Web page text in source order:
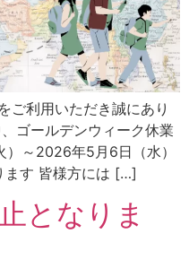
ご利用いただき誠にあり
ゴールデンウィーク休業
～2026年5月6日（水）
ます 皆様方には […]
となりま